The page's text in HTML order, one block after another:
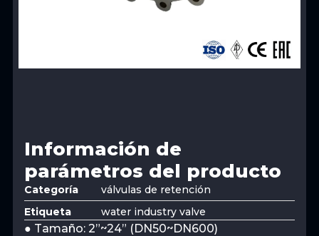
Información de
parámetros del producto
Categoría
válvulas de retención
Etiqueta
water industry valve
● Tamaño: 2”~24” (DN50~DN600)